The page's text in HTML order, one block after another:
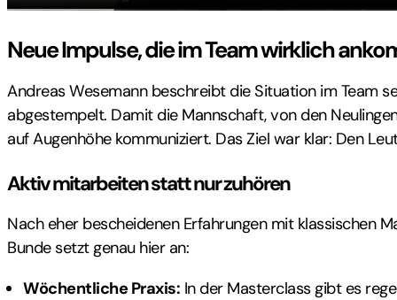
Neue Impulse, die im Team wirklich
Andreas Wesemann beschreibt die Situation im Team
abgestempelt. Damit die Mannschaft, von den
auf Augenhöhe kommuniziert. Das Ziel war klar: Den
Aktiv mitarbeiten statt nur zuhören
Nach eher bescheidenen Erfahrungen mit klassischen
Bunde setzt genau hier an:
Wöchentliche Praxis: In der Masterclass gibt es